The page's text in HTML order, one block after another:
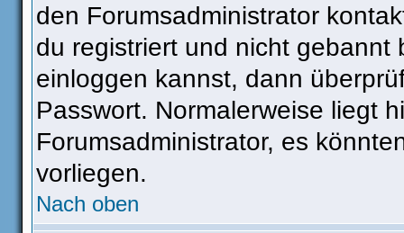
den Forumsadministrator
du registriert und nicht gebannt
einloggen kannst, dann
Passwort. Normalerweise liegt
Forumsadministrator, es
vorliegen.
Nach oben